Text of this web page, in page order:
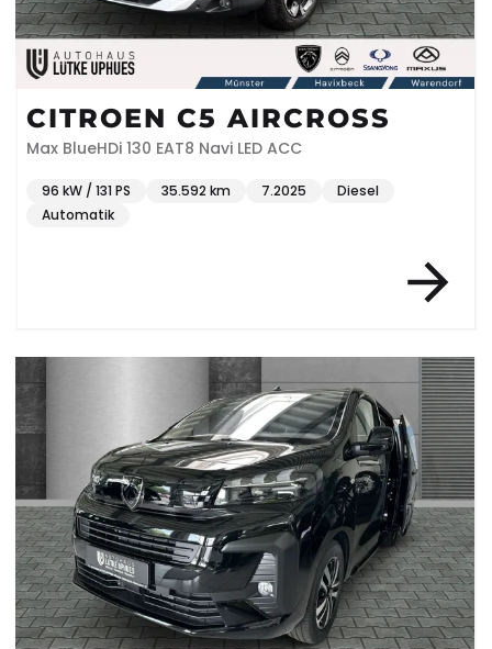
CITROEN C5 AIRCROSS
Max BlueHDi 130 EAT8 Navi LED ACC
96 kW / 131 PS 35.592 km 7.2025
Diesel
Automatik